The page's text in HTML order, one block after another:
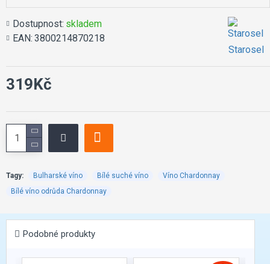
Dostupnost: skladem
EAN: 3800214870218
Starosel
319Kč
Tagy: Bulharské víno Bílé suché víno
Víno Chardonnay
Bílé víno odrůda Chardonnay
Podobné produkty